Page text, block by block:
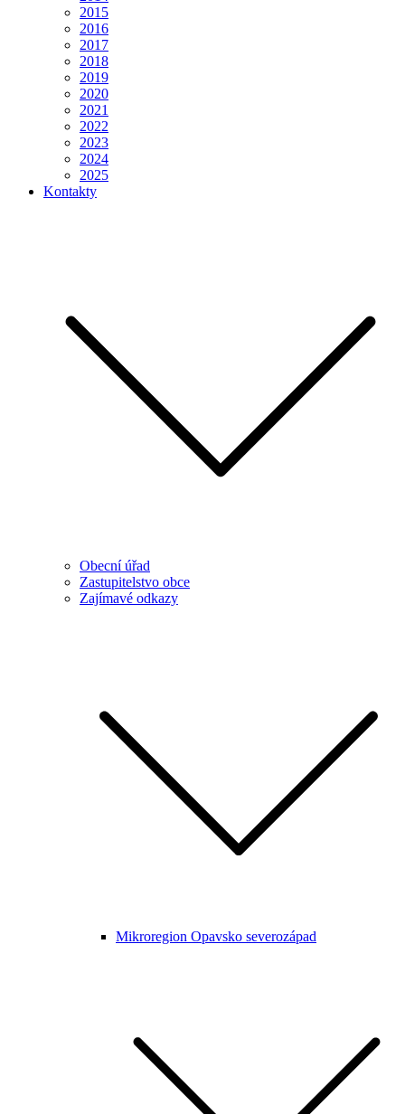
2015
2016
2017
2018
2019
2020
2021
2022
2023
2024
2025
Kontakty
Obecní úřad
Zastupitelstvo obce
Zajímavé odkazy
Mikroregion Opavsko severozápad